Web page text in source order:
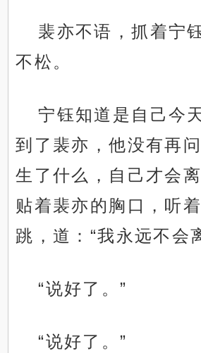
裴亦不语，抓着宁
不松。
宁钰知道是自己今
到了裴亦，他没有再
生了什么，自己才会
贴着裴亦的胸口，听
跳，道：“我永远不会
“说好了。”
“说好了。”